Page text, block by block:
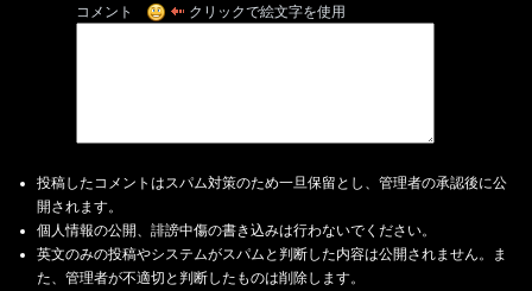
コメント クリックで絵文字を使用
投稿したコメントはスパム対策のため一旦保留とし、管理者の承認後に公
開されます。
個人情報の公開、誹謗中傷の書き込みは行わないでください。
英文のみの投稿やシステムがスパムと判断した内容は公開されません。ま
た、管理者が不適切と判断したものは削除します。